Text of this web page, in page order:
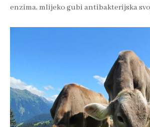
enzima, mlijeko gubi antibakterijska